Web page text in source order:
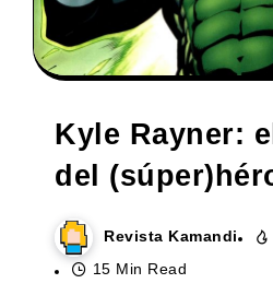
Kyle Rayner:
del
Revista Kamandi
15 Min Read